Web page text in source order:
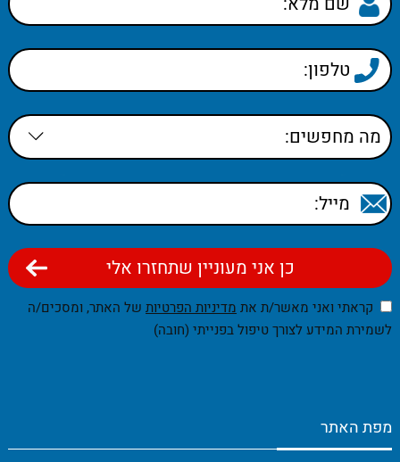
קראתי ואני מאשר/ת את מדיניות הפרטיותשל האתר, ומסכים/ה
לשמירת המידע לצורך טיפול בפנייתי (חובה)
מפת האתר